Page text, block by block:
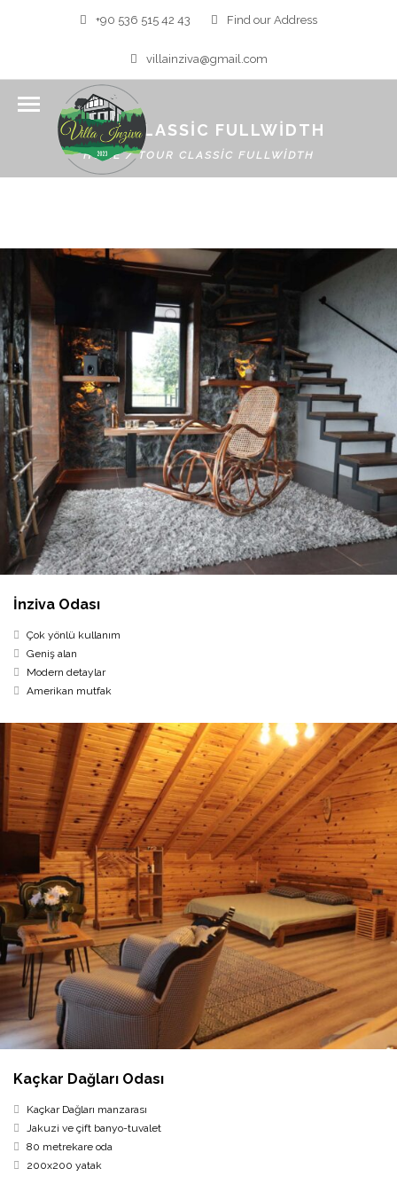
+90 536 515 42 43 Find our Address
villainziva@gmail.com
TOUR CLASSIC FULLWIDTH
HOME/TOUR CLASSIC FULLWIDTH
İnziva Odası
Çok yönlü kullanım
Geniş alan
Modern detaylar
Amerikan mutfak
Kaçkar Dağları Odası
Kaçkar Dağları manzarası
Jakuzi ve çift banyo-tuvalet
80 metrekare oda
200x200 yatak